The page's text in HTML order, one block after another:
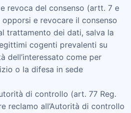
revoca del consenso (artt. 7 e
opporsi e revocare il consenso
trattamento dei dati, salva la
cogenti prevalenti su
dell’interessato come per
o la difesa in sede
di controllo (art. 77 Reg.
reclamo all’Autorità di controllo